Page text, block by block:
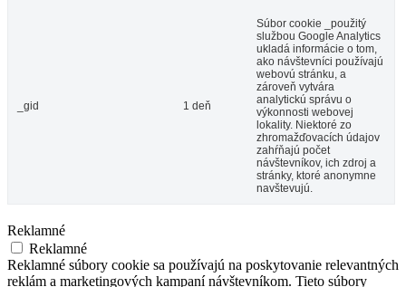
_gid 1 deň
Súbor cookie _použitý
službou Google Analytics
ukladá informácie o tom,
ako návštevníci používajú
webovú stránku, a
zároveň vytvára
analytickú správu o
výkonnosti webovej
lokality. Niektoré zo
zhromažďovacích údajov
zahŕňajú počet
návštevníkov, ich zdroj a
stránky, ktoré anonymne
navštevujú.
Reklamné
Reklamné
Reklamné súbory cookie sa používajú na poskytovanie relevantných
reklám a marketingových kampaní návštevníkom. Tieto súbory